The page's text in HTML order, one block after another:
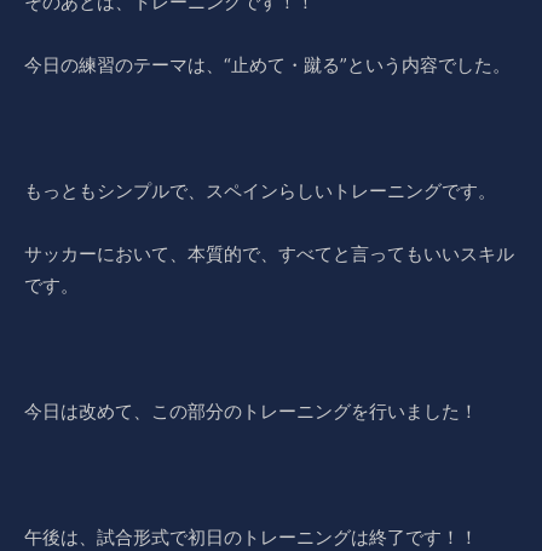
今日の練習のテーマは、“止めて・蹴る”という内容でした。
もっともシンプルで、スペインらしいトレーニングです。
サッカーにおいて、本質的で、すべてと言ってもいいスキル
です。
今日は改めて、この部分のトレーニングを行いました！
午後は、試合形式で初日のトレーニングは終了です！！